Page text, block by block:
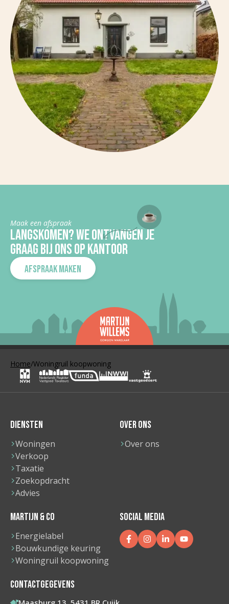
Maak een afspraak
LANGSKOMEN? WE ONTVANGEN JE
GRAAG BIJ ONS OP KANTOOR
AFSPRAAK MAKEN
Home/Woningruil koopwoning
DIENSTEN
Woningen
Verkoop
Taxatie
Zoekopdracht
Advies
OVER ONS
Over ons
MARTIJN & CO
Energielabel
Bouwkundige keuring
Woningruil koopwoning
SOCIAL MEDIA
CONTACTGEGEVENS